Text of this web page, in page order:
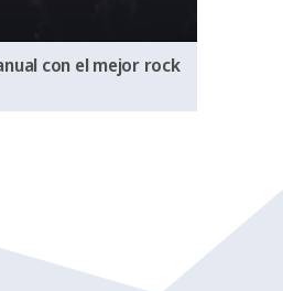
con el mejor rock